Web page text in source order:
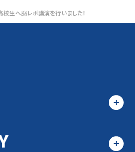
校生へ脳レボ講演を行いました！